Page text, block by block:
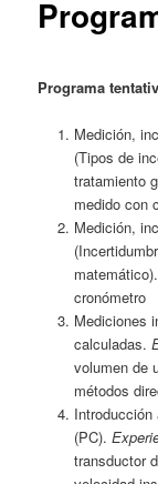
Programa
Medición,
(Tipos de
tratamiento
medido con
Medición,
matemático).
cronómetro
Mediciones
calculadas.
volumen de
métodos
(PC).
transductor